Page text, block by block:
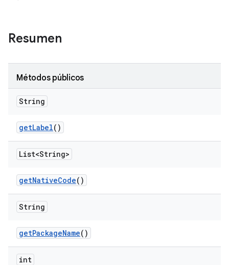
Resumen
Métodos públicos
String
getLabel()
List<String>
getNativeCode()
String
getPackageName()
int